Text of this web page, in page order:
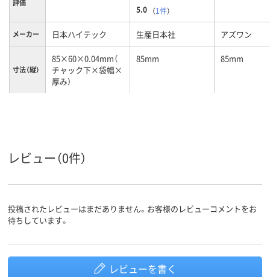
評価
5.0 （1件）
メーカー 日本ハイテック 生産日本社 アズワン
寸法（縦）
85×60×0.04mm（
チャック下×袋幅×
厚み）
85mm 85mm
袋の種類 チャック付ポリ袋
レビュー（0件）
投稿されたレビューはまだありません。お客様のレビューコメントをお
待ちしています。
レビューを書く